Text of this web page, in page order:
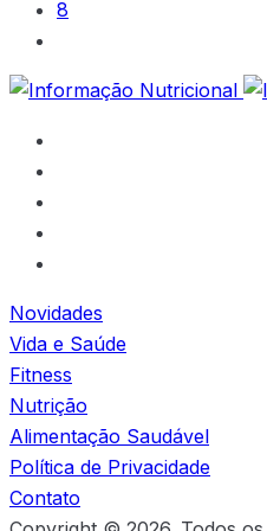
8
Novidades
Vida e Saúde
Fitness
Nutrição
Alimentação Saudável
Política de Privacidade
Contato